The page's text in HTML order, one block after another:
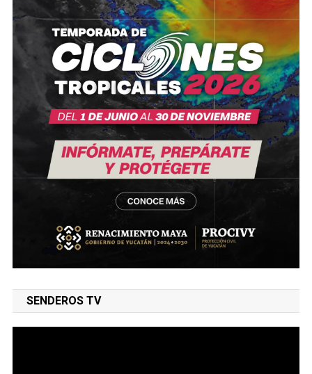
SENDEROS TV